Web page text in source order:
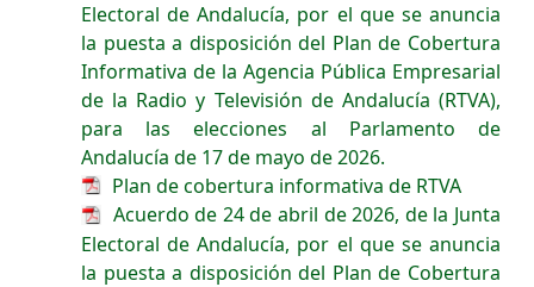
Electoral de Andalucía, por el que se anuncia
la puesta a disposición del Plan de Cobertura
Informativa de la Agencia Pública Empresarial
de la Radio y Televisión de Andalucía (RTVA),
para las elecciones al Parlamento de
Andalucía de 17 de mayo de 2026.
Plan de cobertura informativa de RTVA
Acuerdo de 24 de abril de 2026, de la Junta
Electoral de Andalucía, por el que se anuncia
la puesta a disposición del Plan de Cobertura